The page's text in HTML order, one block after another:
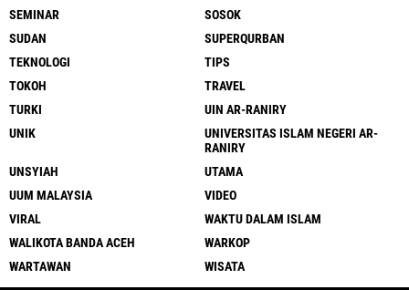
SEMINAR
SOSOK
SUDAN
SUPERQURBAN
TEKNOLOGI
TIPS
TOKOH
TRAVEL
TURKI
UIN AR-RANIRY
UNIK
UNIVERSITAS ISLAM NEGERI AR-
RANIRY
UNSYIAH
UTAMA
UUM MALAYSIA
VIDEO
VIRAL
WAKTU DALAM ISLAM
WALIKOTA BANDA ACEH
WARKOP
WARTAWAN
WISATA